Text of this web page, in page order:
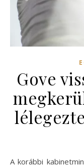
Gove
A korábbi kabinetminiszter, aki a járvány alatt töltötte be